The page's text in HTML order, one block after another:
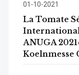
01-10-2021
La Tomate
ANUGA
Koelnmesse